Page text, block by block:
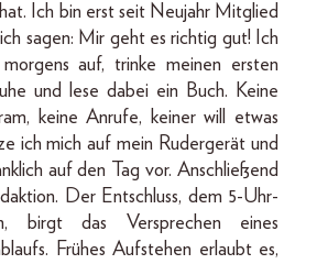
Ich bin erst seit Neujahr Mitglied
sagen: Mir geht es richtig gut! Ich
auf, trinke meinen ersten
und lese dabei ein Buch. Keine
keine Anrufe, keiner will etwas
ich mich auf mein Rudergerät und
auf den Tag vor. Anschließend
Der Entschluss, dem 5-Uhr-
birgt das Versprechen eines
Frühes Aufstehen erlaubt es,